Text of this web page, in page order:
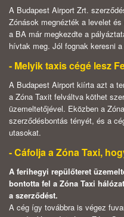
A Budapest Airport Zrt.
Zónások megnézték a levelet
a BA már megkezdte a
hívtak meg. Jól fognak keresni
- Melyik taxis cégé lesz
A Budapest Airport kiírta azt a
a Zóna Taxit felváltva köthet
üzemeltetőjével. Eközben a
szerződésbontás tényét, és a
utasokat.
- Cáfolja a Zóna Taxi,
A ferihegyi repülőteret
bontotta fel a Zóna Taxi
a szerződést.
A cég így továbbra is végez